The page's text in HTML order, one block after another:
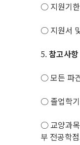
○ 지원기
○ 지원서
5.참고사항
○ 모든 파
○ 졸업학기
○ 교양과목
부 전공학